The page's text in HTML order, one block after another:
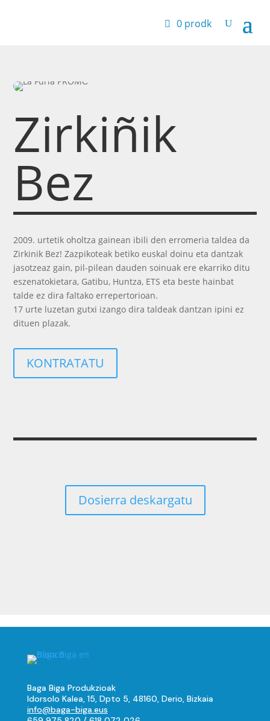
0 prodk
Zirkiñik
Bez
2009. urtetik oholtza gainean ibili den erromeria taldea da
Zirkinik Bez! Zazpikoteak betiko euskal doinu eta dantzak
jasotzeaz gain, pil-pilean dauden soinuak ere ekarriko ditu
eszenatokietara, Gatibu, Huntza, ETS eta beste hainbat
talde ez dira faltako errepertorioan.
17 urte luzetan gutxi izango dira taldeak dantzan ipini ez
dituen plazak.
KONTRATATU
Dosierra deskargatu
Baga Biga Produkzioak
Idorsolo Kalea, 15, Dpto 5, 48160, Derio, Bizkaia
info@baga-biga.eus